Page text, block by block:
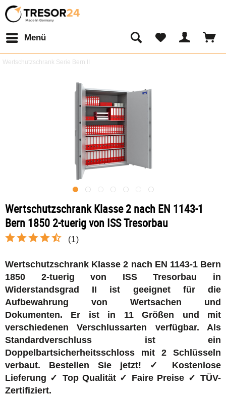
Menü
Wertschutzschrank Serie Bern II
Wertschutzschrank Klasse 2 nach EN 1143-1
Bern 1850 2-tuerig von ISS Tresorbau
(1)
Wertschutzschrank Klasse 2 nach EN 1143-1 Bern
1850 2-tuerig von ISS Tresorbau in
Widerstandsgrad II ist geeignet für die
Aufbewahrung von Wertsachen und
Dokumenten. Er ist in 11 Größen und mit
verschiedenen Verschlussarten verfügbar. Als
Standardverschluss ist ein
Doppelbartsicherheitsschloss mit 2 Schlüsseln
verbaut. Bestellen Sie jetzt! ✓ Kostenlose
Lieferung ✓ Top Qualität ✓ Faire Preise ✓ TÜV-
Zertifiziert.